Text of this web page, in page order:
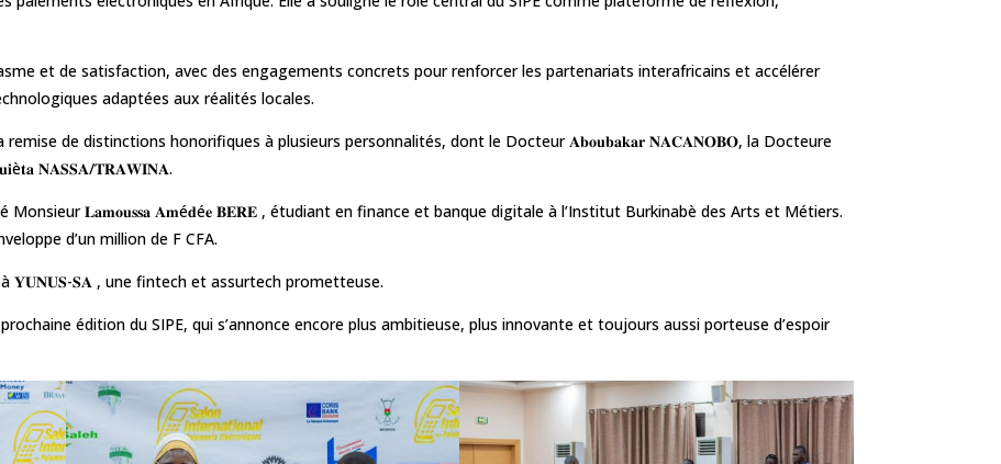
et de satisfaction, avec des engagements concrets pour renforcer les partenariats interafricains et accélérer
adaptées aux réalités locales.
remise de distinctions honorifiques à plusieurs personnalités, dont le Docteur 𝐀𝐛𝐨𝐮𝐛𝐚𝐤𝐚𝐫 𝐍𝐀𝐂𝐀𝐍𝐎𝐁𝐎, la Docteure
𝐍𝐀𝐒𝐒𝐀/𝐓𝐑𝐀𝐖𝐈𝐍𝐀.
Monsieur 𝐋𝐚𝐦𝐨𝐮𝐬𝐬𝐚 𝐀𝐦é𝐝é𝐞 𝐁𝐄𝐑𝐄 , étudiant en finance et banque digitale à l’Institut Burkinabè des Arts et Métiers.
d’un million de F CFA.
𝐘𝐔𝐍𝐔𝐒-𝐒𝐀 , une fintech et assurtech prometteuse.
édition du SIPE, qui s’annonce encore plus ambitieuse, plus innovante et toujours aussi porteuse d’espoir